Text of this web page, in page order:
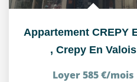
, Crepy En Valois
Loyer 585 €/mois